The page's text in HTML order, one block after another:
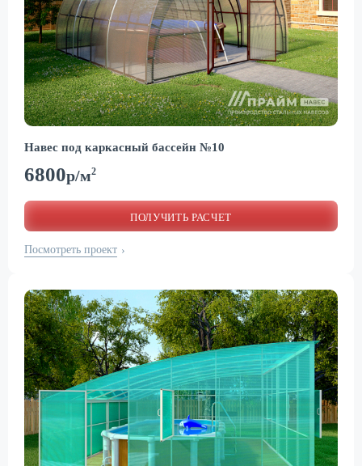
Навес под каркасный бассейн №10
6800р/м2
ПОЛУЧИТЬ РАСЧЕТ
Посмотреть проект ›